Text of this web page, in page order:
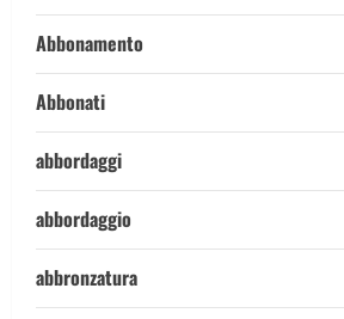
Abbonamento
Abbonati
abbordaggi
abbordaggio
abbronzatura